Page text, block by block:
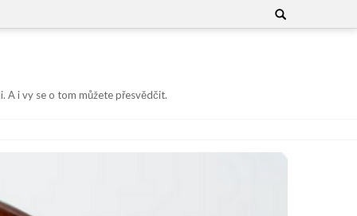
Search
for:
A i vy se o tom můžete přesvědčit.